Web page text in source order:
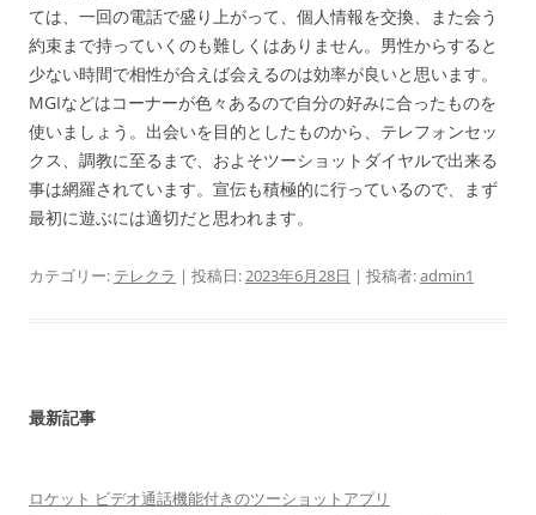
ては、一回の電話で盛り上がって、個人情報を交換、また会う
約束まで持っていくのも難しくはありません。男性からすると
少ない時間で相性が合えば会えるのは効率が良いと思います。
MGIなどはコーナーが色々あるので自分の好みに合ったものを
使いましょう。出会いを目的としたものから、テレフォンセッ
クス、調教に至るまで、およそツーショットダイヤルで出来る
事は網羅されています。宣伝も積極的に行っているので、まず
最初に遊ぶには適切だと思われます。
カテゴリー: テレクラ | 投稿日:2023年6月28日 | 投稿者:admin1
最新記事
ロケット ビデオ通話機能付きのツーショットアプリ